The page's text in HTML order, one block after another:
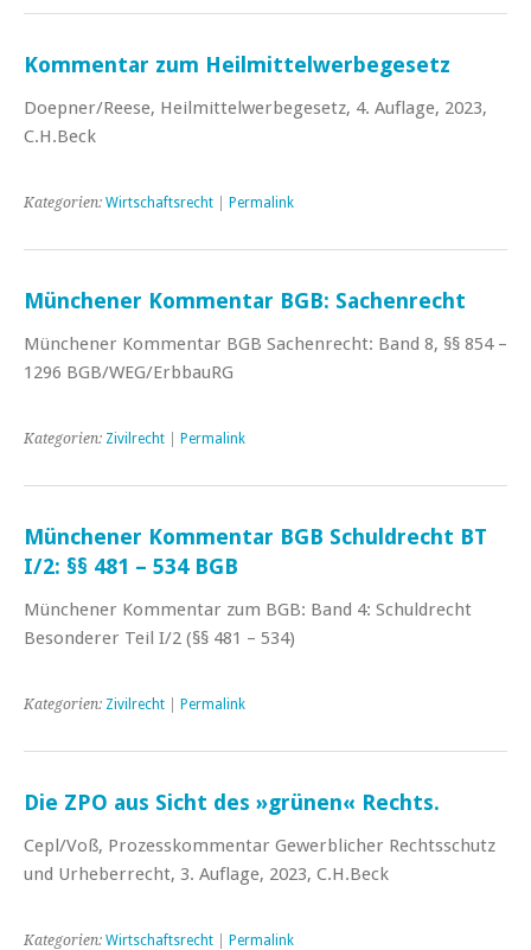
Kommentar zum Heilmittelwerbegesetz
Doepner/Reese, Heilmittelwerbegesetz, 4. Auflage, 2023,
C.H.Beck
Kategorien: Wirtschaftsrecht Permalink
Münchener Kommentar BGB: Sachenrecht
Münchener Kommentar BGB Sachenrecht: Band 8, §§ 854 –
1296 BGB/WEG/ErbbauRG
Kategorien: Zivilrecht Permalink
Münchener Kommentar BGB Schuldrecht BT
I/2: §§ 481 – 534 BGB
Münchener Kommentar zum BGB: Band 4: Schuldrecht
Besonderer Teil I/2 (§§ 481 – 534)
Kategorien: Zivilrecht Permalink
Die ZPO aus Sicht des »grünen« Rechts.
Cepl/Voß, Prozesskommentar Gewerblicher Rechtsschutz
und Urheberrecht, 3. Auflage, 2023, C.H.Beck
Kategorien: Wirtschaftsrecht Permalink